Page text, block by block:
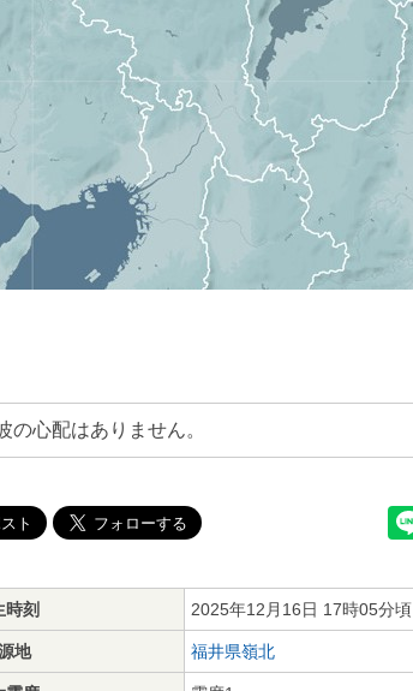
の心配はありません。
時刻 2025年12月16日 17時05分頃
地 福井県嶺北